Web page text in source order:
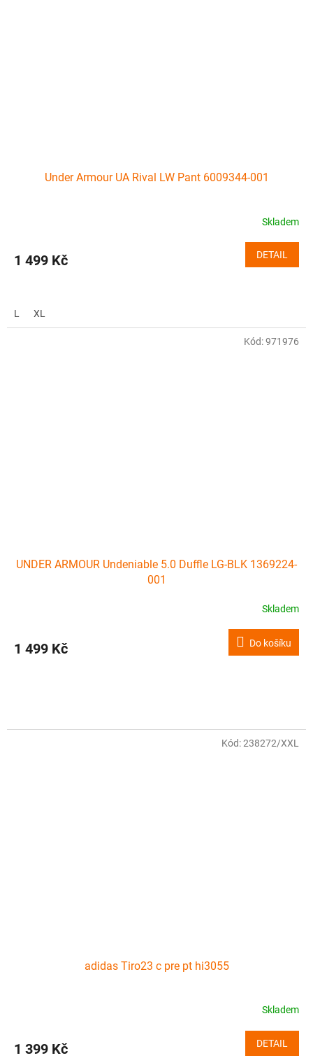
Under Armour UA Rival LW Pant 6009344-001
Skladem
1 499 Kč DETAIL
L XL
UNDER ARMOUR Undeniable 5.0 Duffle LG-BLK 1369224-
001
Skladem
1 499 Kč Do košíku
Kód:971976
adidas Tiro23 c pre pt hi3055
Skladem
1 399 Kč DETAIL
Kód:238272/XXL